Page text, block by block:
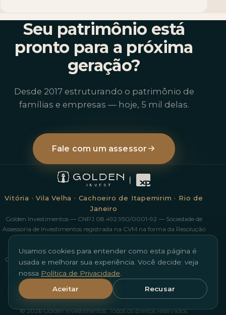
Seu patrimônio está
pronto para a próxima
geração?
Desde 2017 estruturando o patrimônio de
famílias e empresas — hoje, 5 mil delas.
Fale com um assessor
Vitória · Vila Velha · Cachoeiro de Itapemirim · Rio de
Janeiro
Golden Investimentos — CNPJ 08.492.950/0001-92 — Sociedade de
Assessoria de Investimentos registrada na CVM na forma da Resolução
CVM 178/23, com contrato de distribuição e mediação com a XP
Investimentos CCTVM S/A. Investimentos em ações possuem risco.
Operações com derivativos podem resultar em perdas superiores aos
valores investidos. Rentabilidade passada não é garantia de
rentabilidade futura. Ouvidoria XP: 0800 722 3730.
Nossa Equipe EscritóriosTrabalhe Conosco
goldeninvestimentos.com.br
Política de Privacidade
© 2026 Golden Investimentos. Todos os direitos reservados.
Usamos cookies para entender como esta página é
usada e melhorar sua experiência. Você decide: veja
nossa Política de Privacidade
Recusar
Aceitar